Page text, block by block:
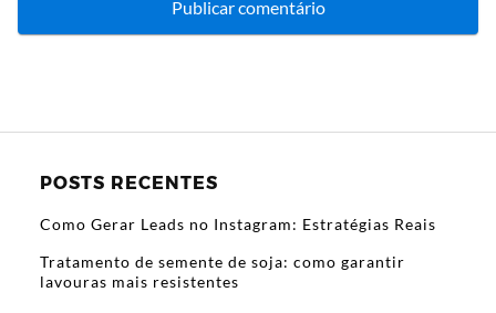
POSTS RECENTES
Como Gerar Leads no Instagram: Estratégias Reais
Tratamento de semente de soja: como garantir
lavouras mais resistentes